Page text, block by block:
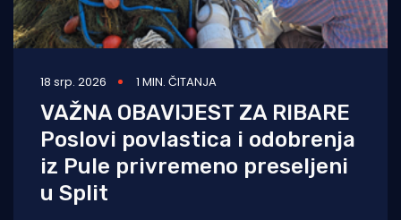
18 srp. 2026 1 MIN. ČITANJA
VAŽNA OBAVIJEST ZA RIBARE
Poslovi povlastica i odobrenja
iz Pule privremeno preseljeni
u Split